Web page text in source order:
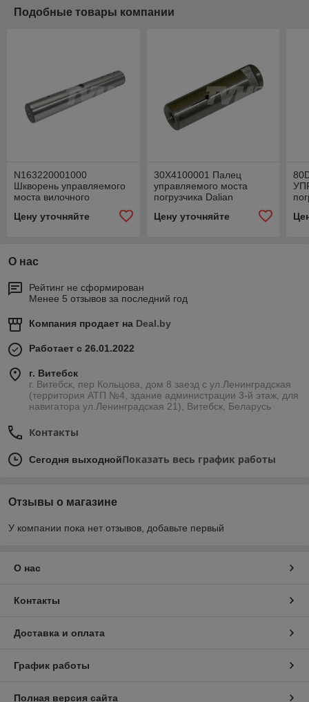
Подобные товары компании
N163220001000
Шкворень управляемого
моста вилочного
Цену уточняйте
30X4100001 Палец
управляемого моста
погрузчика Dalian
Цену уточняйте
О нас
Рейтинг не сформирован
Менее 5 отзывов за последний год
Компания продает на Deal.by
Работает с 26.01.2022
г. Витебск
г. Витебск, пер Кольцова, дом 8 заезд с ул.Ленинградская
(территория АТП №4, здание администрации 3-й этаж, для
навигатора ул.Ленинградская 21), Витебск, Беларусь
Контакты
Сегодня выходнойПоказать весь график работы
Отзывы о магазине
У компании пока нет отзывов, добавьте первый
О нас
Контакты
Доставка и оплата
График работы
Полная версия сайта